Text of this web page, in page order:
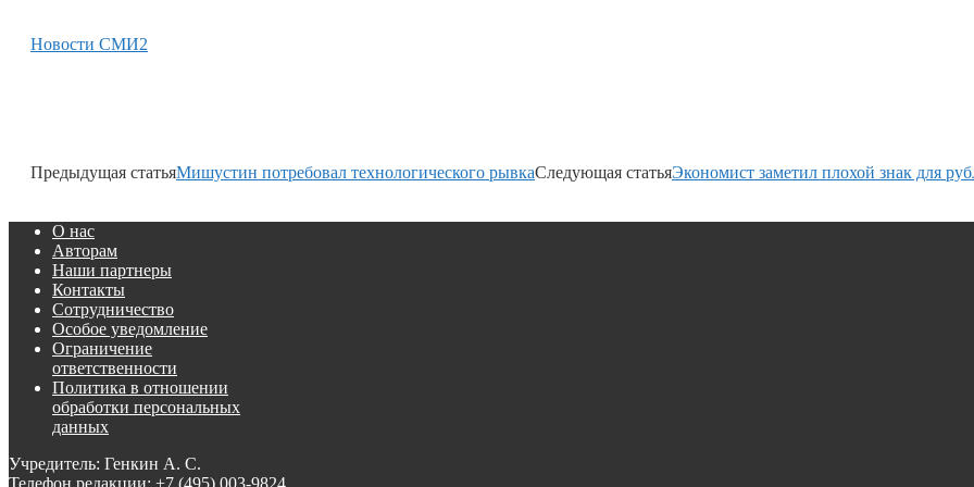
Новости СМИ2
Предыдущая статьяМишустин потребовал технологического рывкаСледующая статьяЭкономист заметил плохой знак для
О нас
Авторам
Наши партнеры
Контакты
Сотрудничество
Особое уведомление
Ограничение
ответственности
Политика в отношении
обработки персональных
данных
Учредитель: Генкин А. С.